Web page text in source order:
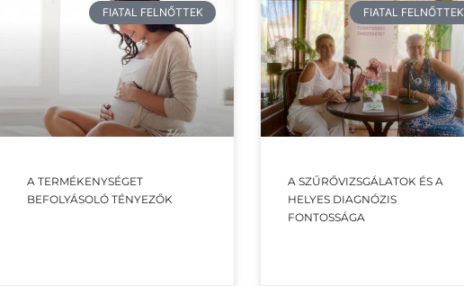
FIATAL FELNŐTTEK
A TERMÉKENYSÉGET
BEFOLYÁSOLÓ TÉNYEZŐK
FIATAL FELNŐTTEK
A SZŰRŐVIZSGÁLATOK ÉS A
HELYES DIAGNÓZIS
FONTOSSÁGA